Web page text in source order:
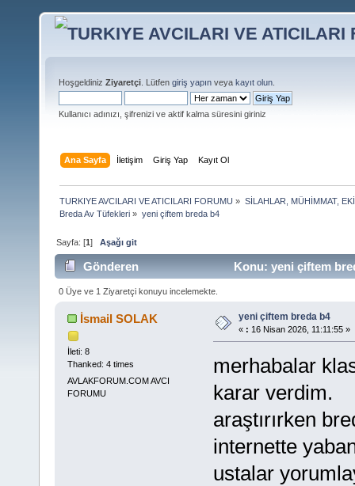
Hoşgeldiniz Ziyaretçi . Lütfen giriş yapın veya kayıt olun
Kullanıcı adınızı, şifrenizi ve aktif kalma süresini giriniz
Ana Sayfa İletişim Giriş Yap Kayıt Ol
TURKIYE AVCILARI VE ATICILARI FORUMU » SİLAHLAR, MÜHİMMAT,
Breda Av Tüfekleri » yeni çiftem breda b4
Sayfa: [1]Aşağı git
Gönderen Konu: yeni çiftem
0 Üye ve 1 Ziyaretçi konuyu incelemekte.
İsmail SOLAK
İleti: 8
Thanked: 4 times
AVLAKFORUM.COM AVCI
FORUMU
yeni çiftem breda b4
« : 16 Nisan 2026, 11:11:55 »
merhabalar
karar verdim.
araştırırken
internette
ustalar